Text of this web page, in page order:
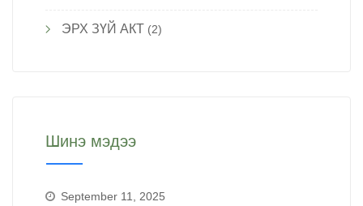
ЭРХ ЗҮЙ АКТ (2)
Шинэ мэдээ
September 11, 2025